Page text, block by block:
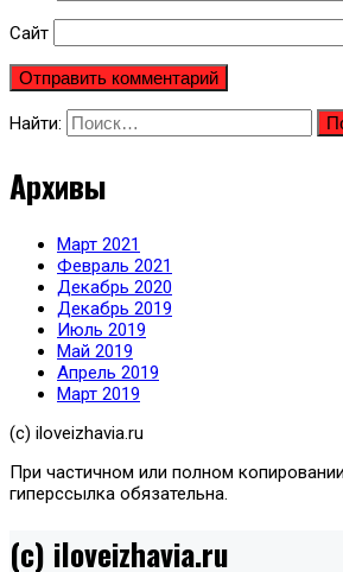
Сайт
Найти:
Архивы
Март 2021
Февраль 2021
Декабрь 2020
Декабрь 2019
Июль 2019
Май 2019
Апрель 2019
Март 2019
(с) iloveizhavia.ru
При частичном или полном
гиперссылка обязательна.
(c) iloveizhavia.ru